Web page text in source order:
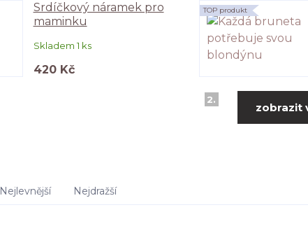
Srdíčkový náramek pro
maminku
Skladem 1 ks
420 Kč
2.
TOP produkt
zobrazit
Nejlevnější Nejdražší